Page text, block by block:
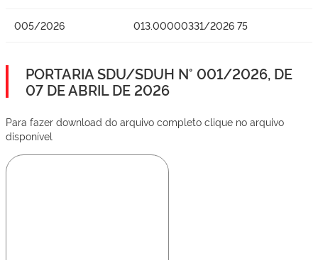
005/2026 013.00000331/2026 75
PORTARIA SDU/SDUH N° 001/2026, DE
07 DE ABRIL DE 2026
Para fazer download do arquivo completo clique no arquivo
disponível